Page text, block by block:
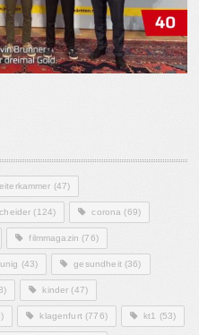
(47)
(124) corona (69)
filmmagazin (76)
(43) gesundheit(36)
kinder (47)
klagenfurt(776) kt1 (53)